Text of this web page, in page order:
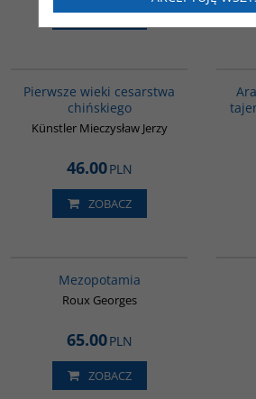
ZOBACZ
Pierwsze wieki cesarstwa
chińskiego
Künstler Mieczysław Jerzy
46.00PLN
ZOBACZ
Mezopotamia
Roux Georges
65.00PLN
ZOBACZ